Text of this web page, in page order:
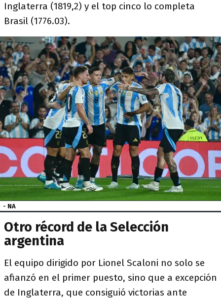
Inglaterra (1819,2) y el top cinco lo completa
Brasil (1776.03).
- NA
Otro récord de la Selección
argentina
El equipo dirigido por Lionel Scaloni no solo se
afianzó en el primer puesto, sino que a excepción
de Inglaterra, que consiguió victorias ante